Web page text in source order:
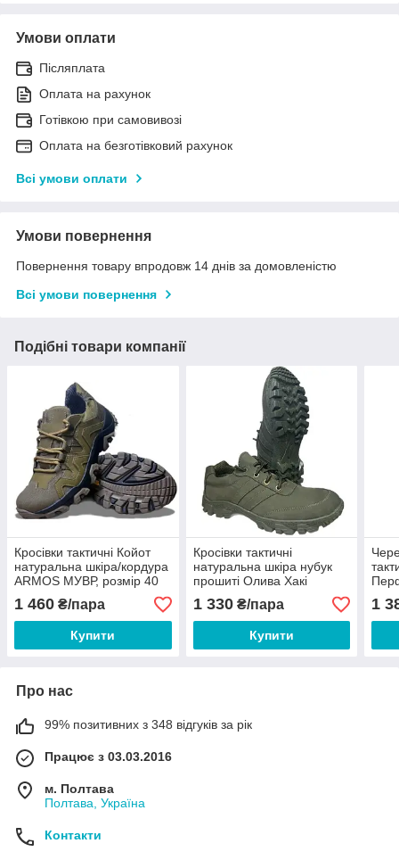
Умови оплати
Післяплата
Оплата на рахунок
Готівкою при самовивозі
Оплата на безготівковий рахунок
Всі умови оплати
Умови повернення
Повернення товару впродовж 14 днів за домовленістю
Всі умови повернення
Подібні товари компанії
Кросівки тактичні Койот
натуральна шкіра/кордура
ARMOS МУВР, розмір 40
41 42 43 44 45 46
1 460 ₴/пара
Купити
Кросівки тактичні
натуральна шкіра нубук
прошиті Олива Хакі
Energy 36 37 38 39 40 41
42 43 44 45 46
1 330₴/пара
Купити
42
1
Про нас
99% позитивних з 348 відгуків за рік
Працює з 03.03.2016
м. Полтава
Полтава, Україна
Контакти